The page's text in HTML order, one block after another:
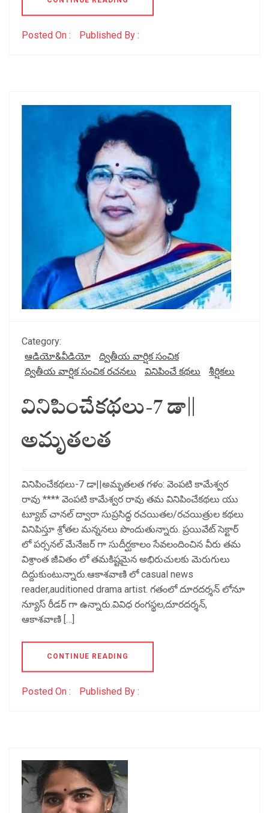
Posted On : Published By :
Category:
ఆడియో&వీడియో
ద్వితీయ వార్షిక సంచిక
ద్వితీయ వార్షిక సంచిక రచనలు
వినిపించే కథలు శీర్షికలు
వినిపించేకథలు-7 డా||
అమృతలత
వినిపించేకథలు-7 డా||అమృతలత గళం: వెంపటి కామేశ్వర
రావు **** వెంపటి కామేశ్వర రావు తమ వినిపించేకథలు యు
ట్యూబ్ చానల్ ద్వారా సుప్రసిద్ధ రచయితల/రచయిత్రుల కథలు
వినిపిస్తూ శ్రోతల మన్ననలు పొందుతున్నారు. ప్రయివేట్ సెక్టార్
లో పర్సనల్ మేనేజర్ గా సుదీర్ఘకాలం సేవలందించిన వీరు తమ
విశ్రాంత జీవితం లో తమకిష్టమైన అభిరుచులకు మెరుగులు
దిద్దుకుంటున్నారు.ఆకాశవాణి లో casual news
reader,auditioned drama artist. గతంలో దూరదర్శన్ లోనూ
న్యూస్ రీడర్ గా ఉన్నారు.వివిధ రంగస్థల,దూరదర్శన్,
ఆకాశవాణి […]
CONTINUE READING
Posted On : Published By :